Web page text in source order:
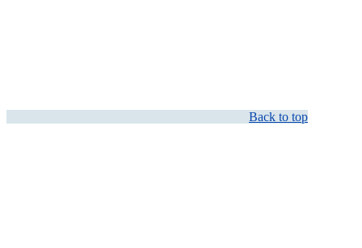
Back to top